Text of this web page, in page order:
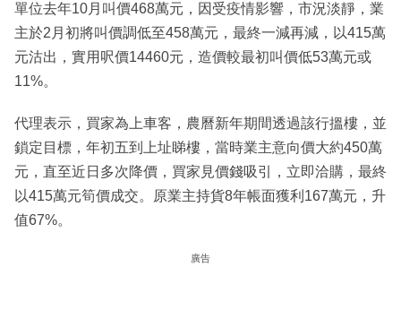
單位去年10月叫價468萬元，因受疫情影響，市況淡靜，業
主於2月初將叫價調低至458萬元，最終一減再減，以415萬
元沽出，實用呎價14460元，造價較最初叫價低53萬元或
11%。
代理表示，買家為上車客，農曆新年期間透過該行搵樓，並
鎖定目標，年初五到上址睇樓，當時業主意向價大約450萬
元，直至近日多次降價，買家見價錢吸引，立即洽購，最終
以415萬元筍價成交。原業主持貨8年帳面獲利167萬元，升
值67%。
廣告